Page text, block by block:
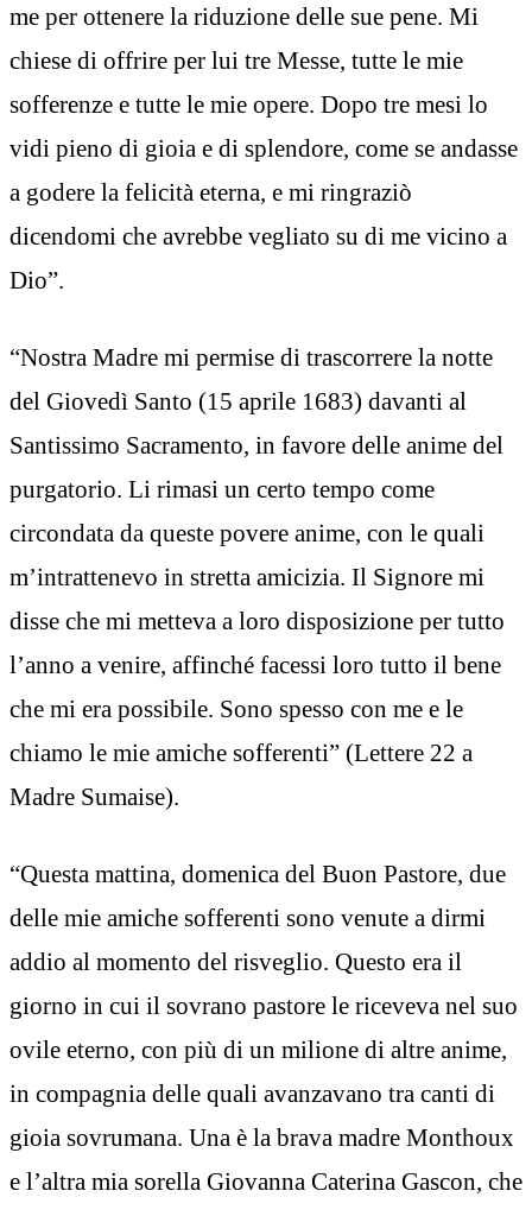
me per ottenere la riduzione delle sue pene. Mi
chiese di offrire per lui tre Messe, tutte le mie
sofferenze e tutte le mie opere. Dopo tre mesi lo
vidi pieno di gioia e di splendore, come se andasse
a godere la felicità eterna, e mi ringraziò
dicendomi che avrebbe vegliato su di me vicino a
Dio”.
“Nostra Madre mi permise di trascorrere la notte
del Giovedì Santo (15 aprile 1683) davanti al
Santissimo Sacramento, in favore delle anime del
purgatorio. Li rimasi un certo tempo come
circondata da queste povere anime, con le quali
m’intrattenevo in stretta amicizia. Il Signore mi
disse che mi metteva a loro disposizione per tutto
l’anno a venire, affinché facessi loro tutto il bene
che mi era possibile. Sono spesso con me e le
chiamo le mie amiche sofferenti” (Lettere 22 a
Madre Sumaise).
“Questa mattina, domenica del Buon Pastore, due
delle mie amiche sofferenti sono venute a dirmi
addio al momento del risveglio. Questo era il
giorno in cui il sovrano pastore le riceveva nel suo
ovile eterno, con più di un milione di altre anime,
in compagnia delle quali avanzavano tra canti di
gioia sovrumana. Una è la brava madre Monthoux
e l’altra mia sorella Giovanna Caterina Gascon, che